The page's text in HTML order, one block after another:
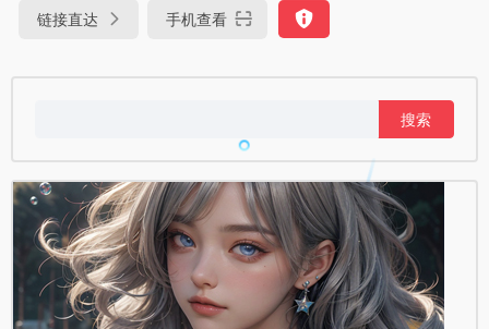
链接直达 手机查看